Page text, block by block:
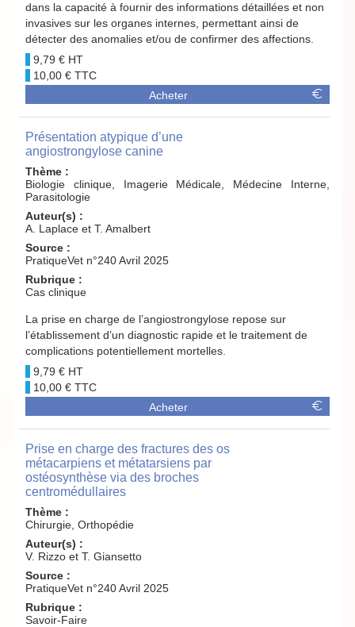
dans la capacité à fournir des informations détaillées et non
invasives sur les organes internes, permettant ainsi de
détecter des anomalies et/ou de confirmer des affections.
9,79 €
10,00 €
Acheter
Présentation atypique d’une
angiostrongylose canine
Thème :
Biologie clinique, Imagerie Médicale, Médecine Interne,
Parasitologie
Auteur(s) :
A. Laplace et T. Amalbert
Source :
PratiqueVet n°240 Avril 2025
Rubrique :
Cas clinique
La prise en charge de l’angiostrongylose repose sur
l’établissement d’un diagnostic rapide et le traitement de
complications potentiellement mortelles.
9,79 €
10,00 €
Acheter
Prise en charge des fractures des os
métacarpiens et métatarsiens par
ostéosynthèse via des broches
centromédullaires
Thème :
Chirurgie, Orthopédie
Auteur(s) :
V. Rizzo et T. Giansetto
Source :
PratiqueVet n°240 Avril 2025
Rubrique :
Savoir-Faire